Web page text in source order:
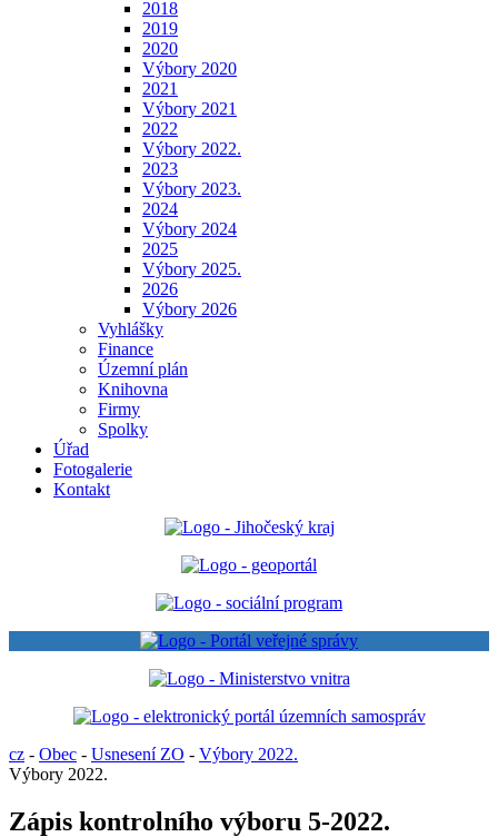
2018
2019
2020
Výbory 2020
2021
Výbory 2021
2022
Výbory 2022.
2023
Výbory 2023.
2024
Výbory 2024
2025
Výbory 2025.
2026
Výbory 2026
Vyhlášky
Finance
Územní plán
Knihovna
Firmy
Spolky
Úřad
Fotogalerie
Kontakt
cz - Obec - Usnesení ZO - Výbory 2022.
Výbory 2022.
Zápis kontrolního výboru 5-2022.